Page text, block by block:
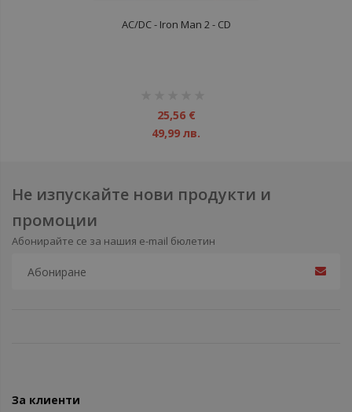
AC/DC - Iron Man 2 - CD
25,56 €
49,99 лв.
Не изпускайте нови продукти и
промоции
Абонирайте се за нашия e-mail бюлетин
За клиенти